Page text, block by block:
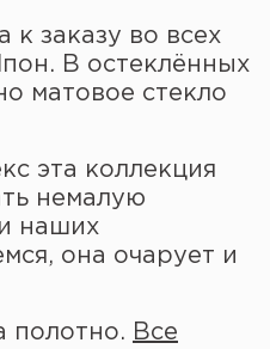
к заказу во всех
В остеклённых
матовое стекло
эта коллекция
немалую
наших
она очарует и
полотно. Все